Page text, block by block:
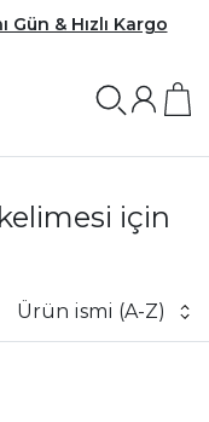
Gün & Hızlı Kargo
için
Ürün ismi (A-Z)